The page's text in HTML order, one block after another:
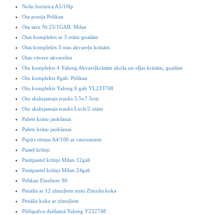
Nošu burtnīca A5/10lp
Ota ponija Pelikan
Ota saru Nr.25/1GAB. Milan
Otas komplekts ar 3 otām guašām
Otas komplekts 3 otas akvareļu krāsām
Otas vāvere akvarelim
Otu komplekts 4 Yalong Akvareļkrāsām akrila un eļļas krāsām, guašām
Otu komplekts 8gab. Pelikan
Otu komplekts Yalong 6 gab YL233708
Otu skalojamais trauks 5.5x7.5cm
Otu skalojamais trauks Luch/2 otām
Palete krāsu jaukšanai
Palete krāsu jaukšanai
Papīrs rūtiņu A4/100 ar caurumiem
Pasteļ krītiņi
Pastipastel krītiņi Milan 12gab
Pastipastel krītiņi Milan 24gab
Pelikan Fineliner 96
Penālis ar 12 zīmuļiem mini Zīmulis koka
Penālis koka ar zīmuļiem
Pildspalva dzēšamā Yalong Y232748